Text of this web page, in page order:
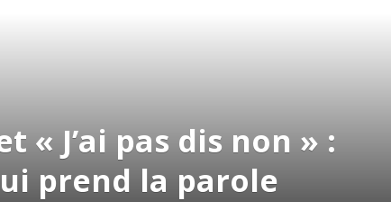
J’ai pas dis non » :
prend la parole